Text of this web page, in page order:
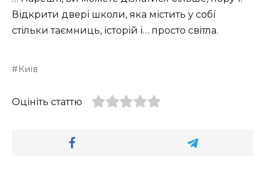
Відкрити двері школи, яка містить у собі
стільки таємниць, історій і… просто світла.
Київ
Оцініть статтю